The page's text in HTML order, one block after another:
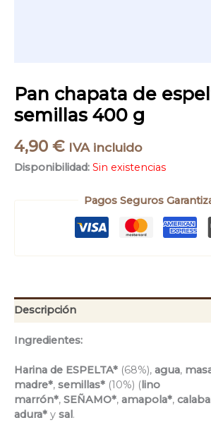
Pan chapata de
semillas 400 g
4,90 € IVA incluido
Disponibilidad: Sin existencias
Pagos Seguros
Descripción
Ingredientes:
Harina de ESPELTA* (68%), agua,
madre*, semillas* (10%) ( lino
marrón*, SEÑAMO*, amapola*,
adura* y sal .